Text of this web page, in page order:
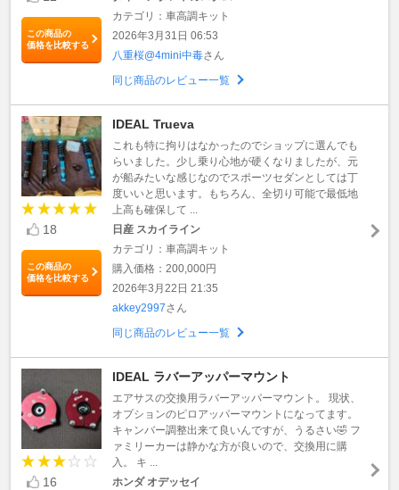
この商品の
価格を比較する
カテゴリ：車高調キット
2026年3月31日 06:53
八重桜@4mini中毒さん
同じ商品のレビュー一覧
18
この商品の
価格を比較する
IDEAL Trueva
これも特に拘りはなかったのでショップに選んでも
らいました。少し乗り心地が硬くなりましたが、元
が船みたいな感じなのでスポーツセダンとしては丁
度いいと思います。もちろん、全切り可能で最低地
上高も確保して ...
日産 スカイライン
カテゴリ：車高調キット
購入価格：200,000円
2026年3月22日 21:35
akkey2997さん
同じ商品のレビュー一覧
16
IDEAL ラバーアッパーマウント
エアサスの交換用ラバーアッパーマウント。 現状、
オプションのピロアッパーマウントになってます。
キャンバー調整出来て良いんですが、うるさい🤣 フ
ァミリーカーは静かな方が良いので、交換用に購
入。 キ ...
ホンダ オデッセイ